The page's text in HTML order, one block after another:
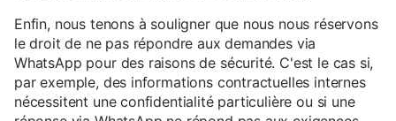
Enfin, nous tenons à souligner que nous nous réservons
le droit de ne pas répondre aux demandes via
WhatsApp pour des raisons de sécurité. C'est le cas si,
par exemple, des informations contractuelles internes
nécessitent une confidentialité particulière ou si une